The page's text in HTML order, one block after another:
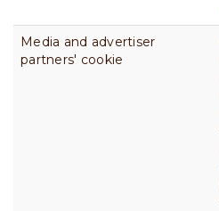
Media and advertiser
partners' cookie